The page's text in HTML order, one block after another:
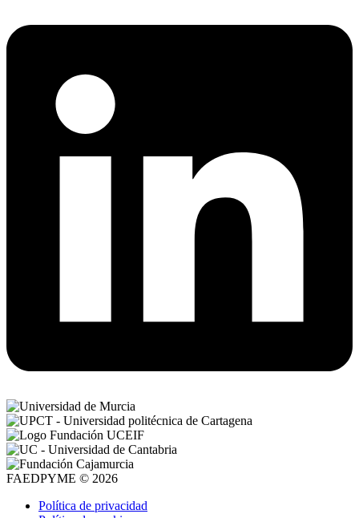
FAEDPYME © 2026
Política de privacidad